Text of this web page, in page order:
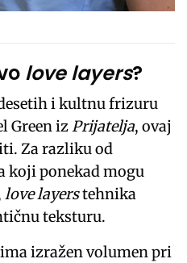
love layers?
i kultnu frizuru
Green izPrijatelja, ovaj
Za razliku od
koji ponekad mogu
love layerstehnika
teksturu.
izražen volumen pri